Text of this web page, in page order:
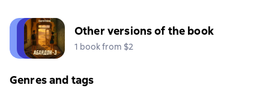
Other versions of the book
1 book from $2
Genres and tags